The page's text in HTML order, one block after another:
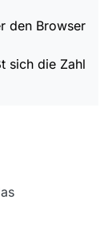
den Browser
sich die Zahl